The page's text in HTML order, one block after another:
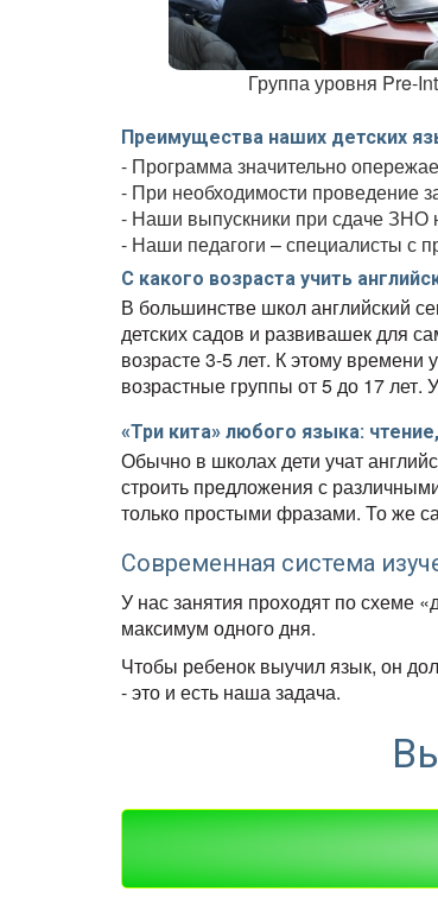
Группа уровня Pre-
Преимущества наших детских
- Программа значительно
- При необходимости проведение
- Наши выпускники при сдаче ЗНО
- Наши педагоги – специалисты с
С какого возраста учить
В большинстве школ английский
детских садов и развивашек для
возрасте 3-5 лет. К этому времени
возрастные группы от 5 до 17 лет.
«Три кита» любого языка:
Обычно в школах дети учат
строить предложения с
только простыми фразами. То же
Современная система
У нас занятия проходят по схеме
максимум одного дня.
Чтобы ребенок выучил язык, он
- это и есть наша задача.